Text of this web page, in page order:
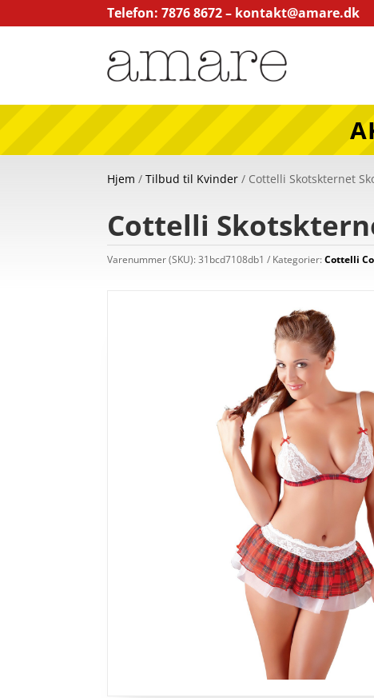
Telefon: 7876 8672 – kontakt@amare.dk
Hjem /Tilbud til Kvinder / Cottelli Skotskternet
Cottelli
Varenummer (SKU):31bcd7108db1 Kategorier:Cottelli